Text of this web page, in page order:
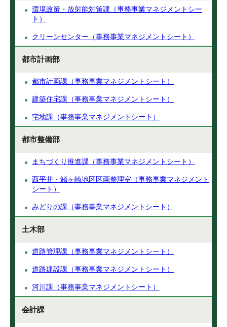
環境政策・放射能対策課（事務事業マネジメントシー
ト）
クリーンセンター（事務事業マネジメントシート）
都市計画部
都市計画課（事務事業マネジメントシート）
建築住宅課（事務事業マネジメントシート）
宅地課（事務事業マネジメントシート）
都市整備部
まちづくり推進課（事務事業マネジメントシート）
西平井・鰭ヶ崎地区区画整理室（事務事業マネジメント
シート）
みどりの課（事務事業マネジメントシート）
土木部
道路管理課（事務事業マネジメントシート）
道路建設課（事務事業マネジメントシート）
河川課（事務事業マネジメントシート）
会計課